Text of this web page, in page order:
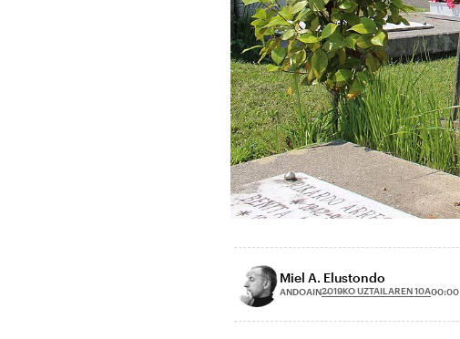
Miel A. Elustondo
ANDOAIN2019KO UZTAILAREN 10A00:00